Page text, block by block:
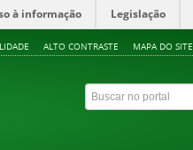
à informação Legislação
ALTO CONTRASTE MAPA DO SITE